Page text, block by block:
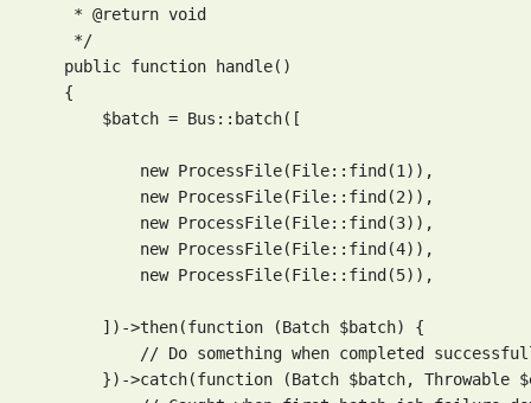
     * @return void
     */
    public function handle()
    {
        $batch = Bus::batch([
            new ProcessFile(File::find(1)),
            new ProcessFile(File::find(2)),
            new ProcessFile(File::find(3)),
            new ProcessFile(File::find(4)),
            new ProcessFile(File::find(5)),
        ])->then(function (Batch $batch) {
// Do something when completed
})->catch(function (Batch $batch, Throwable